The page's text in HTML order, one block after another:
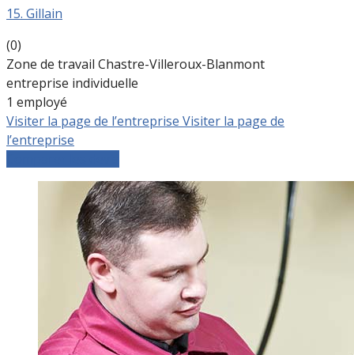
15. Gillain
(0)
Zone de travail Chastre-Villeroux-Blanmont
entreprise individuelle
1 employé
Visiter la page de l’entreprise Visiter la page de
l’entreprise